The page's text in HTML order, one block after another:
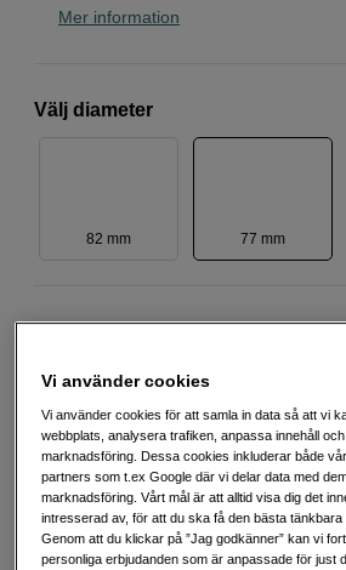
Mer information
Välj diameter
82 mm 77 mm
899 SEK
Antal
Delbetala från 120 SEK/mån via
Exempel: 12 mån, 120 SEK/mån, totalt 1 935
Startavgift 495 SEK, aviavgift 45 SEK/mån
Vi använder cookies
Vi använder cookies för att samla in data så att vi
webbplats, analysera trafiken, anpassa innehåll
marknadsföring. Dessa cookies inkluderar både
partners som t.ex Google där vi delar data med
marknadsföring. Vårt mål är att alltid visa dig det
intresserad av, för att du ska få den bästa
Genom att du klickar på ”Jag godkänner” kan vi
personliga erbjudanden som är anpassade för just